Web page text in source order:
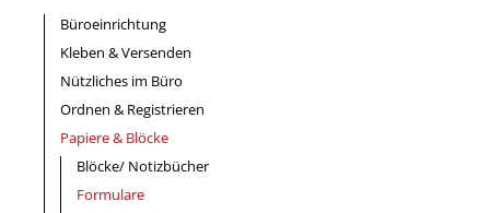
Büroeinrichtung
Kleben & Versenden
Nützliches im Büro
Ordnen & Registrieren
Papiere & Blöcke
Blöcke/ Notizbücher
Formulare